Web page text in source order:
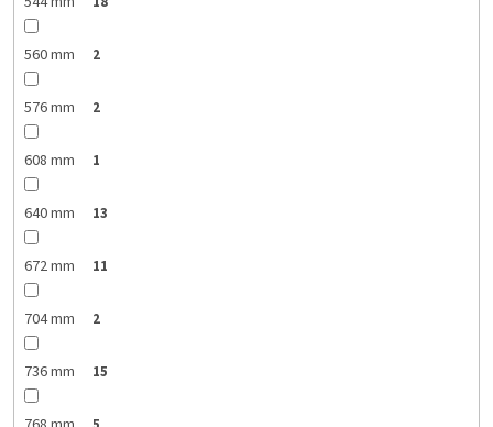
560 mm 2
576 mm 2
608 mm 1
640 mm 13
672 mm 11
704 mm 2
736 mm 15